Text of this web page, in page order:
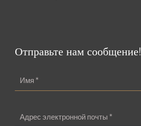
Отправьте нам сообщение!
Пожалуйста,
оставьте это
пустым.